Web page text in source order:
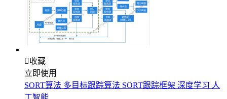
收藏
立即使用
SORT算法 多目标跟踪算法 SORT跟踪框架 深度学习 人
工智能